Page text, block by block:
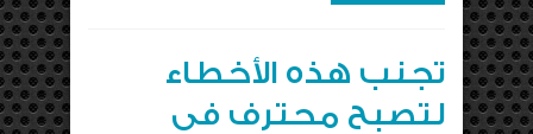
تجنب هذه الأخطاء
لتصبح محترف في